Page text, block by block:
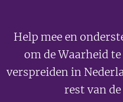
Help mee en
om de Waarheid
verspreiden in
rest van